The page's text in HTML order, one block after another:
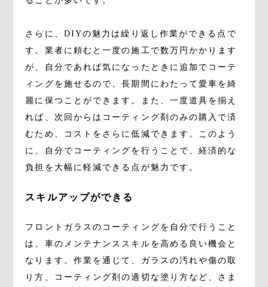
さらに、DIYの魅力は繰り返し作業ができる点で
す。業者に頼むと一度の施工で数万円かかります
が、自分であれば気になったときに追加でコーテ
ィングを施せるので、長期間にわたって愛車を綺
麗に保つことができます。また、一度道具を揃え
れば、次回からはコーティング剤のみの購入で済
むため、コストをさらに低減できます。このよう
に、自分でコーティングを行うことで、経済的な
負担を大幅に軽減できる点が魅力です。
スキルアップができる
フロントガラスのコーティングを自分で行うこと
は、車のメンテナンススキルを高める良い機会と
なります。作業を通じて、ガラスの汚れや傷の取
り方、コーティング剤の適切な塗り方など、さま